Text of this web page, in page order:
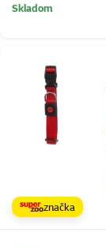
Skladom
značka